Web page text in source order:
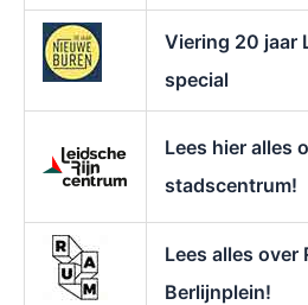
Viering 20 jaar
special
Lees hier alles
stadscentrum!
Lees alles over
Berlijnplein!